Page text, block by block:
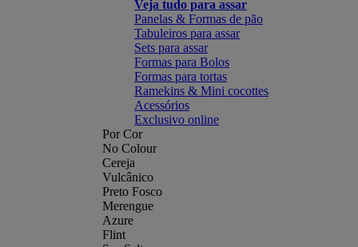
Veja tudo para assar
Panelas & Formas de pão
Tabuleiros para assar
Sets para assar
Formas para Bolos
Formas para tortas
Ramekins & Mini cocottes
Acessórios
Exclusivo online
Por Cor
No Colour
Cereja
Vulcânico
Preto Fosco
Merengue
Azure
Flint